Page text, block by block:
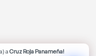
a Cruz Roja Panameña!